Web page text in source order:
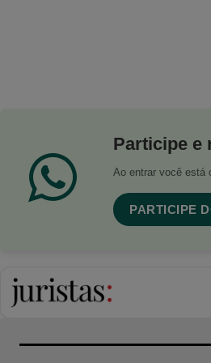
Participe e
Ao entrar você está
PARTICIPE